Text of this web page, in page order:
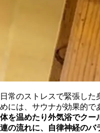
日常のストレスで緊張し
めには、サウナが効果的で
体を温めたり外気浴でクー
連の流れに、自律神経のバ